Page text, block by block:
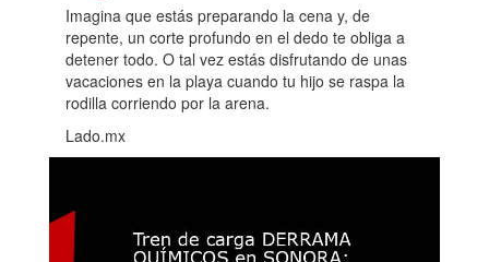
Imagina que estás preparando la cena y, de
repente, un corte profundo en el dedo te obliga a
detener todo. O tal vez estás disfrutando de unas
vacaciones en la playa cuando tu hijo se raspa la
rodilla corriendo por la arena.
Lado.mx